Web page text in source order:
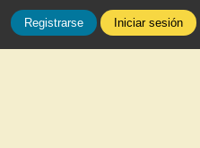
Registrarse Iniciar sesión